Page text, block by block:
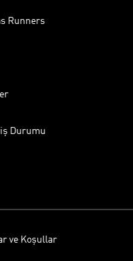
Runners
Durumu
ve Koşullar